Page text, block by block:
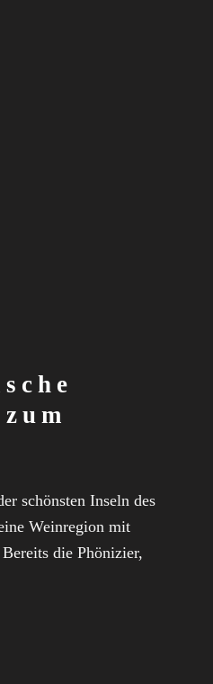
schönsten Inseln des
Weinregion mit
die Phönizier,